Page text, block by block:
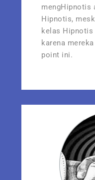
mengHipnotis
Hipnotis,
kelas Hipnotis
karena
point ini.